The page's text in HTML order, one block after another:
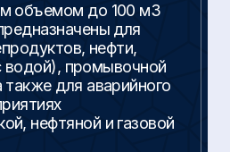
объемом до 100 м3
для
нефти,
водой), промывочной
для аварийного
нефтяной и газовой